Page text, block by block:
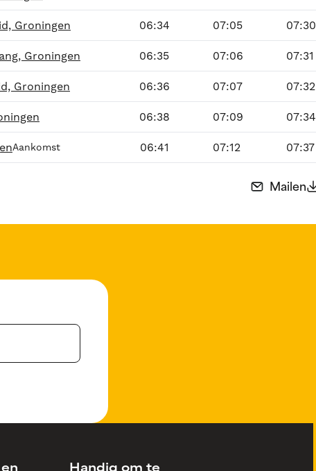
Groningen 06:34 07:05 07:30
Groningen 06:35 07:06 07:31
Groningen 06:36 07:07 07:32
06:38 07:09 07:34
Aankomst 06:41 07:12 07:37
Mailen
Handig om te